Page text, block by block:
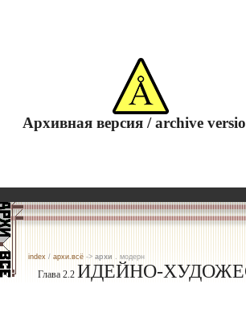
Архивная версия / archive
index / архи.всё -> архи . модерн
Глава 2.2 ИДЕЙНО-